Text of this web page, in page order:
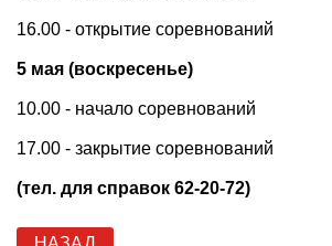
16.00 - открытие соревнований
5 мая (воскресенье)
10.00 - начало соревнований
17.00 - закрытие соревнований
(тел. для справок 62-20-72)